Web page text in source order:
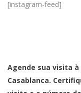
[instagram-feed]
Agende sua visita
Casablanca.